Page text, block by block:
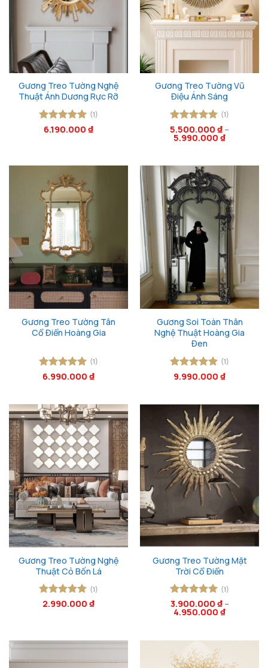
Gương Treo Tường Nghệ
Thuật Ánh Dương Rực Rỡ
Được xếp
(1)
6.190.000 ₫
Gương Treo Tường Vũ
Điệu Ánh Sáng
Được xếp
hạng55
(1)
5.500.000 ₫ –
5.990.000 ₫
Gương Treo Tường Tân
Cổ Điển Hoàng Gia
Được xếp
(1)
6.990.000 ₫
Gương Soi Toàn Thân
Nghệ Thuật Hoàng Gia
Đen
Được xếp
(1)
9.990.000 ₫
Gương Treo Tường Nghệ
Thuật Cỏ Bốn Lá
Được xếp
(1)
2.990.000 ₫
Gương Treo Tường Mặt
Trời Cổ Điển
Được xếp
hạng55
(1)
3.900.000 ₫–
4.950.000 ₫